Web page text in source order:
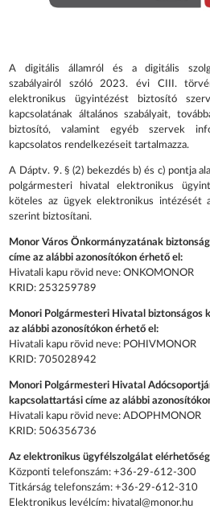
A digitális államról és a digitális
szabályairól szóló 2023. évi CIII.
elektronikus ügyintézést biztosító
kapcsolatának általános szabályait,
biztosító, valamint egyéb szervek
kapcsolatos rendelkezéseit tartalmazza.
A Dáptv. 9. § (2) bekezdés b) és c) pontja
polgármesteri hivatal elektronikus
köteles az ügyek elektronikus intézését
szerint biztosítani.
Monor Város Önkormányzatának
címe az alábbi azonosítókon érhető el:
Hivatali kapu rövid neve: ONKOMONOR
KRID: 253259789
Monori Polgármesteri Hivatal biztonságos
az alábbi azonosítókon érhető el:
Hivatali kapu rövid neve: POHIVMONOR
KRID: 705028942
Monori Polgármesteri Hivatal
kapcsolattartási címe az alábbi
Hivatali kapu rövid neve: ADOPHMONOR
KRID: 506356736
Az elektronikus ügyfélszolgálat
Központi telefonszám: +36-29-612-300
Titkárság telefonszám: +36-29-612-310
Elektronikus levélcím: hivatal@monor.hu